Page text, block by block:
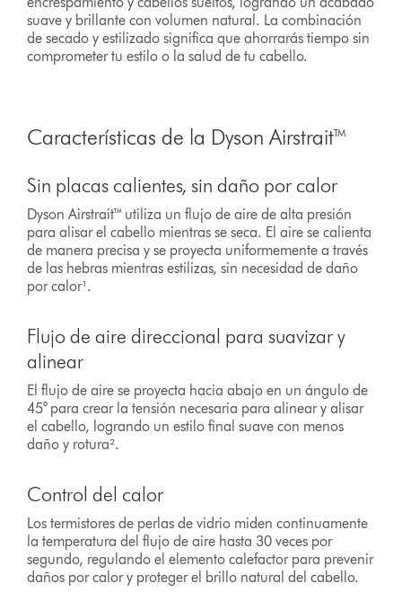
suave y brillante con volumen natural. La combinación
de secado y estilizado significa que ahorrarás tiempo sin
comprometer tu estilo o la salud de tu cabello.
Características de la Dyson Airstrait™
Sin placas calientes, sin daño por calor
Dyson Airstrait™ utiliza un flujo de aire de alta presión
para alisar el cabello mientras se seca. El aire se calienta
de manera precisa y se proyecta uniformemente a través
de las hebras mientras estilizas, sin necesidad de daño
por calor¹.
Flujo de aire direccional para suavizar y
alinear
El flujo de aire se proyecta hacia abajo en un ángulo de
45° para crear la tensión necesaria para alinear y alisar
el cabello, logrando un estilo final suave con menos
daño y rotura².
Control del calor
Los termistores de perlas de vidrio miden continuamente
la temperatura del flujo de aire hasta 30 veces por
segundo, regulando el elemento calefactor para prevenir
daños por calor y proteger el brillo natural del cabello.